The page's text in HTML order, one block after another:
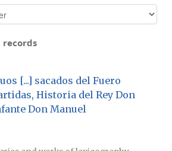
records
[...] sacados del Fuero
Historia del Rey Don
Don Manuel